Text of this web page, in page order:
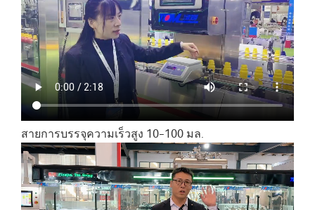
สายการบรรจุความเร็วสูง 10-100 มล.